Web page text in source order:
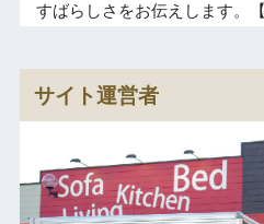
すばらしさをお伝えします。【
サイト運営者